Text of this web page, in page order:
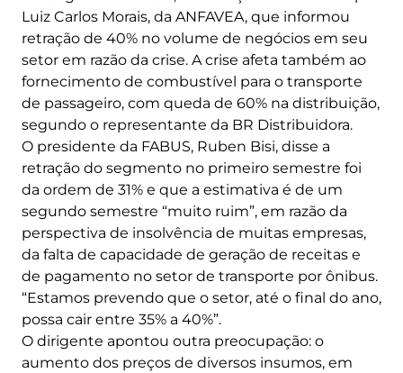
Luiz Carlos Morais, da ANFAVEA, que informou
retração de 40% no volume de negócios em seu
setor em razão da crise. A crise afeta também ao
fornecimento de combustível para o transporte
de passageiro, com queda de 60% na distribuição,
segundo o representante da BR Distribuidora.
O presidente da FABUS, Ruben Bisi, disse a
retração do segmento no primeiro semestre foi
da ordem de 31% e que a estimativa é de um
segundo semestre “muito ruim”, em razão da
perspectiva de insolvência de muitas empresas,
da falta de capacidade de geração de receitas e
de pagamento no setor de transporte por ônibus.
“Estamos prevendo que o setor, até o final do ano,
possa cair entre 35% a 40%”.
O dirigente apontou outra preocupação: o
aumento dos preços de diversos insumos, em